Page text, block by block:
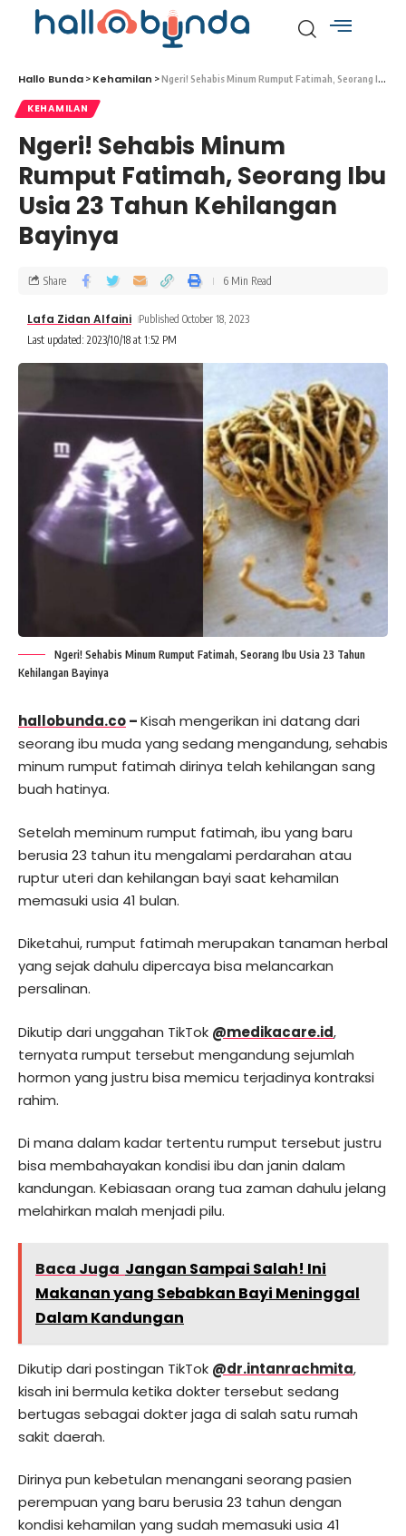
Hallo Bunda > Kehamilan >Ngeri! Sehabis Minum Rumput Fatimah, Seorang Ibu Usia 23 Tahun Kehilangan Bayinya
KEHAMILAN
Ngeri! Sehabis Minum
Rumput Fatimah, Seorang Ibu
Usia 23 Tahun Kehilangan
Bayinya
Last updated: 2023/10/18 at 1:52 PM
Lafa Zidan Alfaini Published October 18, 2023
Share 6 Min Read
Ngeri! Sehabis Minum Rumput Fatimah, Seorang Ibu Usia 23 Tahun
Kehilangan Bayinya
hallobunda.co–Kisah mengerikan ini datang dari
seorang ibu muda yang sedang mengandung, sehabis
minum rumput fatimah dirinya telah kehilangan sang
buah hatinya.
Setelah meminum rumput fatimah, ibu yang baru
berusia 23 tahun itu mengalami perdarahan atau
ruptur uteri dan kehilangan bayi saat kehamilan
memasuki usia 41 bulan.
Diketahui, rumput fatimah merupakan tanaman herbal
yang sejak dahulu dipercaya bisa melancarkan
persalinan.
Dikutip dari unggahan TikTok @medikacare.id,
ternyata rumput tersebut mengandung sejumlah
hormon yang justru bisa memicu terjadinya kontraksi
rahim.
Di mana dalam kadar tertentu rumput tersebut justru
bisa membahayakan kondisi ibu dan janin dalam
kandungan. Kebiasaan orang tua zaman dahulu jelang
melahirkan malah menjadi pilu.
Baca Juga Jangan Sampai Salah! Ini
Makanan yang Sebabkan Bayi Meninggal
Dalam Kandungan
Dikutip dari postingan TikTok @dr.intanrachmita,
kisah ini bermula ketika dokter tersebut sedang
bertugas sebagai dokter jaga di salah satu rumah
sakit daerah.
Dirinya pun kebetulan menangani seorang pasien
perempuan yang baru berusia 23 tahun dengan
kondisi kehamilan yang sudah memasuki usia 41